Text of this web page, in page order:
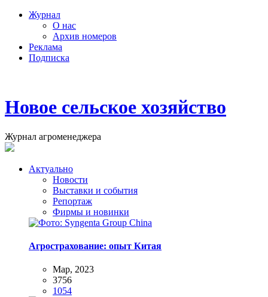
Журнал
О нас
Архив номеров
Реклама
Подписка
Новое сельское хозяйство
Журнал агроменеджера
Актуально
Новости
Выставки и события
Репортаж
Фирмы и новинки
Агрострахование: опыт Китая
Мар, 2023
3756
1054